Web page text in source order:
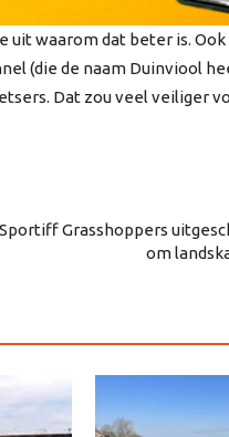
uit waarom dat beter is.
(die de naam Duinviool
Dat zou veel veiliger
Sportiff Grasshoppers
om